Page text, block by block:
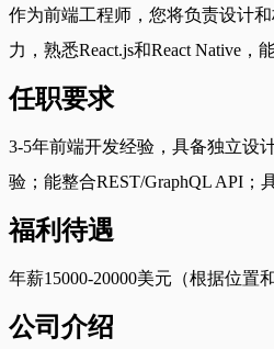
作为前端工程师，您将负责设计
力，熟悉React.js和React Native
任职要求
3-5年前端开发经验，具备独立设
验；能整合REST/GraphQL API；
福利待遇
年薪15000-20000美元（根据位
公司介绍